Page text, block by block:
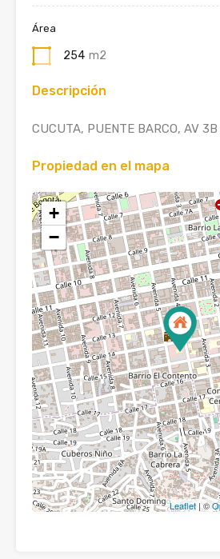
Área
254 m2
Descripción
CUCUTA, PUENTE BARCO, AV
Propiedad en el mapa
+
−
Leaflet | ©